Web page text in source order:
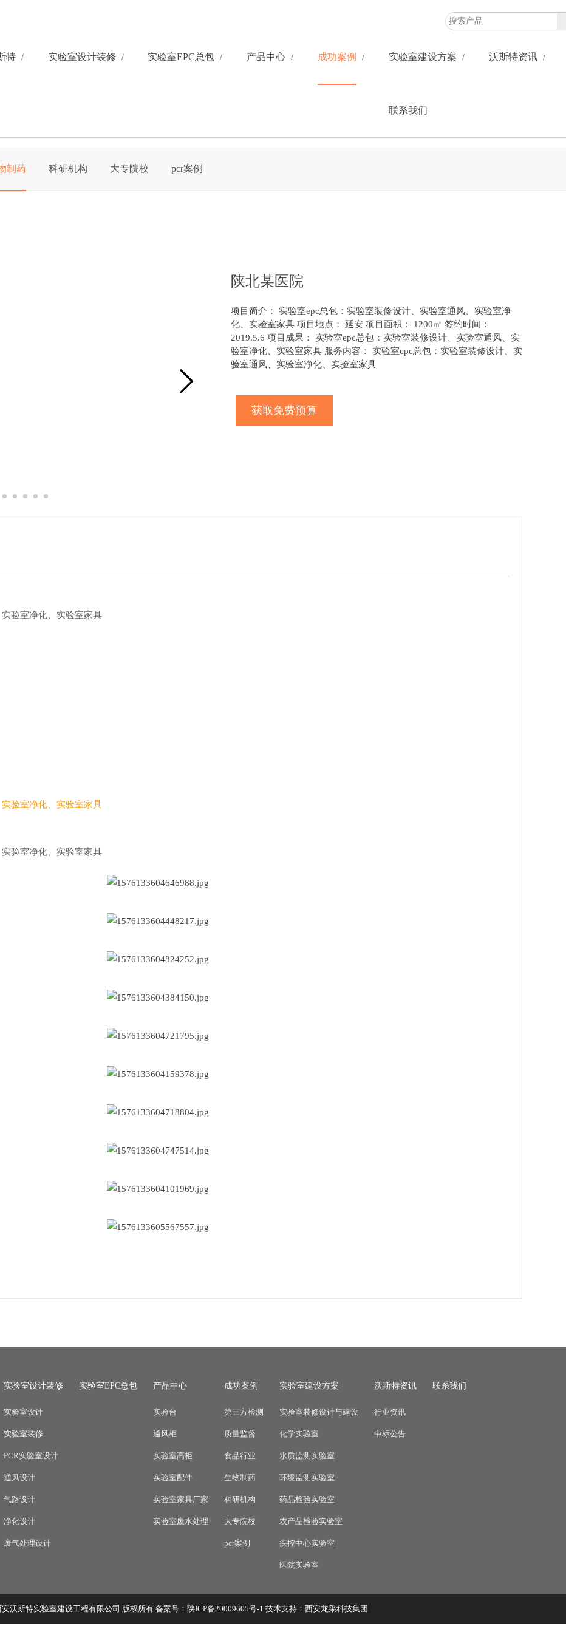
特 实验室设计装修 实验室EPC总包 产品中心 成功案例 实验室建设方案 沃斯特资讯
联系我们
制药 科研机构 大专院校 pcr案例
陕北某医院
项目简介： 实验室epc总包：实验室装修设计、实验室通风、实验室净
化、实验室家具 项目地点： 延安 项目面积： 1200㎡ 签约时间：
2019.5.6 项目成果： 实验室epc总包：实验室装修设计、实验室通风、实
验室净化、实验室家具 服务内容： 实验室epc总包：实验室装修设计、实
验室通风、实验室净化、实验室家具
获取免费预算
验室净化、实验室家具
验室净化、实验室家具
验室净化、实验室家具
实验室设计装修
实验室设计
实验室装修
PCR实验室设计
通风设计
气路设计
净化设计
废气处理设计
实验室EPC总包 产品中心
实验台
通风柜
实验室高柜
实验室配件
实验室家具厂家
实验室废水处理
成功案例
第三方检测
质量监督
食品行业
生物制药
科研机构
大专院校
pcr案例
实验室建设方案
实验室装修设计与建设
化学实验室
水质监测实验室
环境监测实验室
药品检验实验室
农产品检验实验室
疾控中心实验室
医院实验室
沃斯特资讯
行业资讯
中标公告
联系我们
安沃斯特实验室建设工程有限公司 版权所有 备案号： 陕ICP备20009605号-1 技术支持： 西安龙采科技集团